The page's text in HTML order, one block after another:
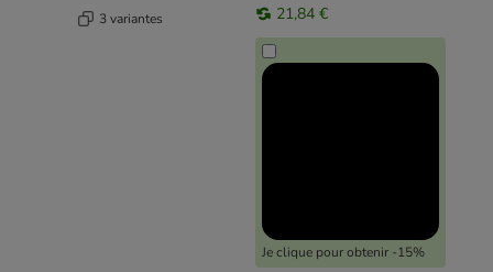
3 variantes 21,84 €
Je clique pour obtenir -15%